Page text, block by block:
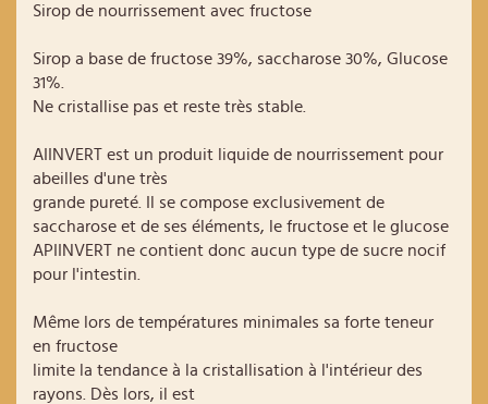
Sirop de nourrissement avec fructose
Sirop a base de fructose 39%, saccharose 30%, Glucose
31%.
Ne cristallise pas et reste très stable.
AIINVERT est un produit liquide de nourrissement pour
abeilles d'une très
grande pureté. Il se compose exclusivement de
saccharose et de ses éléments, le fructose et le glucose
APIINVERT ne contient donc aucun type de sucre nocif
pour l'intestin.
Même lors de températures minimales sa forte teneur
en fructose
limite la tendance à la cristallisation à l'intérieur des
rayons. Dès lors, il est